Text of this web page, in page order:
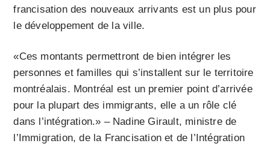
francisation des nouveaux arrivants est un plus pour
le développement de la ville.
«Ces montants permettront de bien intégrer les
personnes et familles qui s’installent sur le territoire
montréalais. Montréal est un premier point d’arrivée
pour la plupart des immigrants, elle a un rôle clé
dans l’intégration.» – Nadine Girault, ministre de
l’Immigration, de la Francisation et de l’Intégration